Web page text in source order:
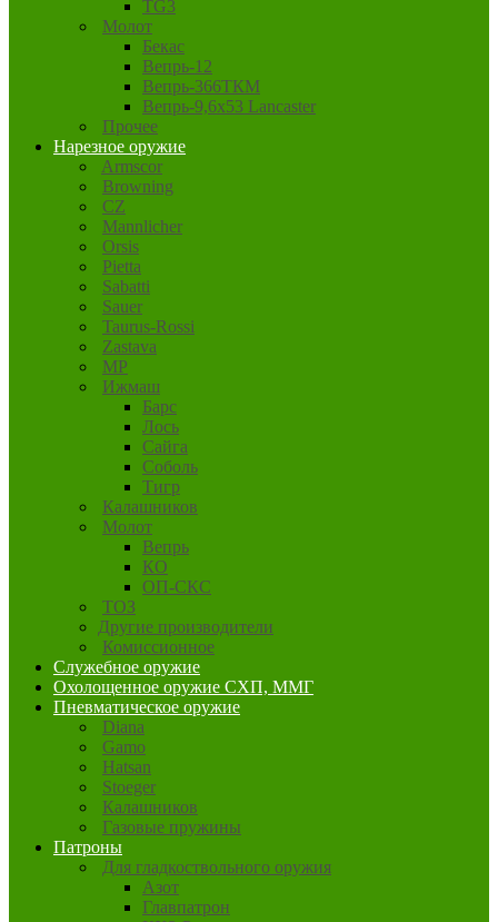
TG3
Молот
Бекас
Вепрь-12
Вепрь-366ТКМ
Вепрь-9,6х53 Lancaster
Прочее
Нарезное оружие
Armscor
Browning
CZ
Mannlicher
Orsis
Pietta
Sabatti
Sauer
Taurus-Rossi
Zastava
MP
Ижмаш
Барс
Лось
Сайга
Соболь
Тигр
Калашников
Молот
Вепрь
КО
ОП-СКС
ТОЗ
Другие производители
Комиссионное
Служебное оружие
Охолощенное оружие СХП, ММГ
Пневматическое оружие
Diana
Gamo
Hatsan
Stoeger
Калашников
Газовые пружины
Патроны
Для гладкоствольного оружия
Азот
Главпатрон